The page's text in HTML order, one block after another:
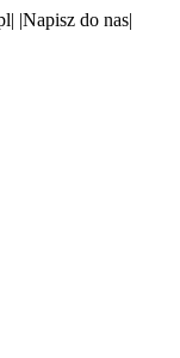
|Napisz do nas|